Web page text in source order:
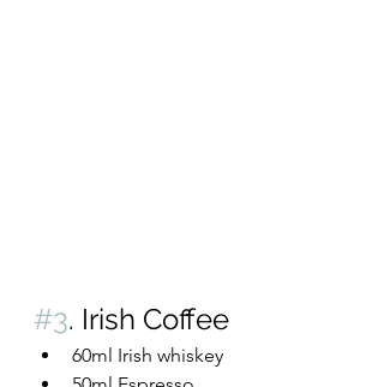
#3. Irish Coffee
60ml Irish whiskey